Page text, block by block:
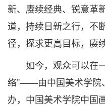
新、赓续经典、锐意革
道，持续日新之行，不
径，探求更高目标，赓
如今，观众可以在一
络”——由中国美术学院
办，中国美术学院中国